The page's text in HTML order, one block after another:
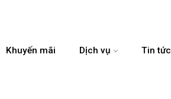
Khuyến mãi Dịch vụ Tin tức